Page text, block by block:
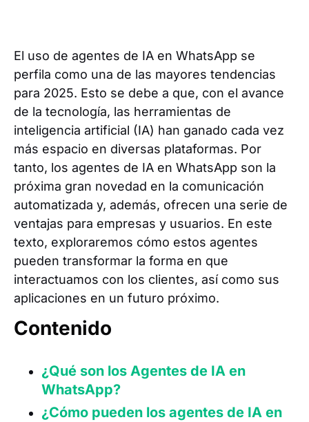
El uso de agentes de IA en WhatsApp se
perfila como una de las mayores tendencias
para 2025. Esto se debe a que, con el avance
de la tecnología, las herramientas de
inteligencia artificial (IA) han ganado cada vez
más espacio en diversas plataformas. Por
tanto, los agentes de IA en WhatsApp son la
próxima gran novedad en la comunicación
automatizada y, además, ofrecen una serie de
ventajas para empresas y usuarios. En este
texto, exploraremos cómo estos agentes
pueden transformar la forma en que
interactuamos con los clientes, así como sus
aplicaciones en un futuro próximo.
Contenido
¿Qué son los Agentes de IA en
WhatsApp?
¿Cómo pueden los agentes de IA en